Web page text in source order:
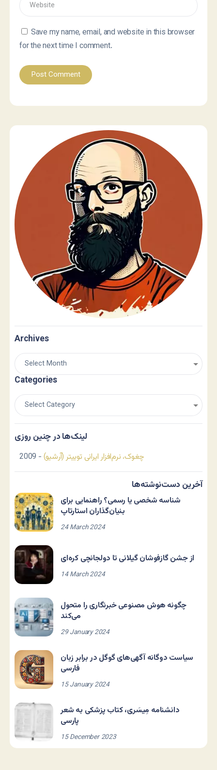
Save my name, email, and website in this browser
for the next time I comment.
Archives
Categories
لینک‌ها در چنین روزی
چغوک، نرم‌افزار ایرانی توییتر (آرشیو) - 2009
آخرین دست‌نوشته‌ها
شناسه شخصی یا رسمی؟ راهنمایی برای
بنیان‌گذاران استارتاپ
24 March 2024
از جشن گازفوشان گیلانی تا دولجانچی کره‌ای
14 March 2024
چگونه هوش مصنوعی خبرنگاری را متحول
می‌کند
29 January 2024
سیاست دوگانه آگهی‌های گوگل در برابر زبان
فارسی
15 January 2024
دانشنامه مِیسَری، کتاب پزشکی به شعر
پارسی
15 December 2023